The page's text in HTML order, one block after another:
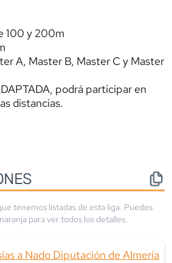
100 y 200m
A, Master B, Master C y Master
podrá participar en
distancias.
tenemos listadas de esta liga. Puedes
naranja para ver todos los detalles.
a Nado Diputación de Almería